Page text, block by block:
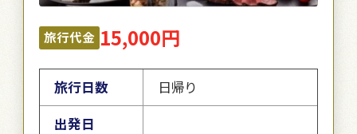
旅行代金 15,000円
旅行日数
日帰り
出発日